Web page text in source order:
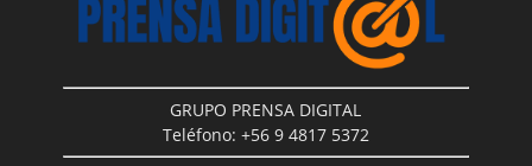
GRUPO PRENSA DIGITAL
Teléfono: +56 9 4817 5372